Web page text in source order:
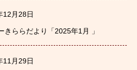
12月28日
ららだより「2025年1月 」
11月29日